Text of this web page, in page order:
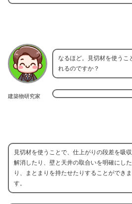
建築物研究家
なるほど。見切材を使うこ
れるのですか？
見切材を使うことで、仕上がりの段差を吸
解消したり、壁と天井の取合いを明確にした
り、まとまりを持たせたりすることができま
す。